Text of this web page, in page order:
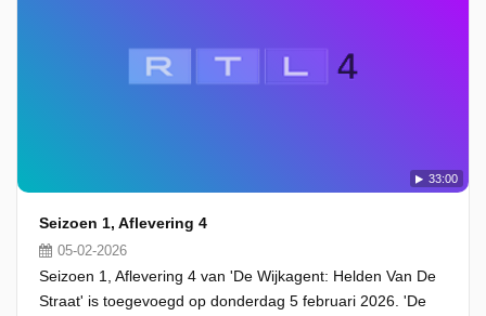
33:00
Seizoen 1, Aflevering 4
05-02-2026
Seizoen 1, Aflevering 4 van 'De Wijkagent: Helden Van De
Straat' is toegevoegd op donderdag 5 februari 2026. 'De